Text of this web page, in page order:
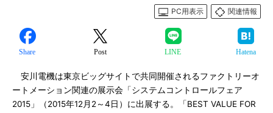
PC用表示
関連情報
Share Post LINE Hatena
安川電機は東京ビッグサイトで共同開催されるファクトリーオ
ートメーション関連の展示会「システムコントロールフェア
2015」（2015年12月2～4日）に出展する。「BEST VALUE FOR